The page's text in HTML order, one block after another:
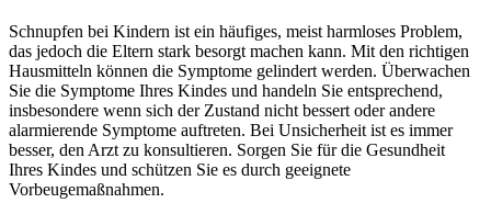
Schnupfen bei Kindern ist ein häufiges, meist harmloses Problem,
das jedoch die Eltern stark besorgt machen kann. Mit den richtigen
Hausmitteln können die Symptome gelindert werden. Überwachen
Sie die Symptome Ihres Kindes und handeln Sie entsprechend,
insbesondere wenn sich der Zustand nicht bessert oder andere
alarmierende Symptome auftreten. Bei Unsicherheit ist es immer
besser, den Arzt zu konsultieren. Sorgen Sie für die Gesundheit
Ihres Kindes und schützen Sie es durch geeignete
Vorbeugemaßnahmen.